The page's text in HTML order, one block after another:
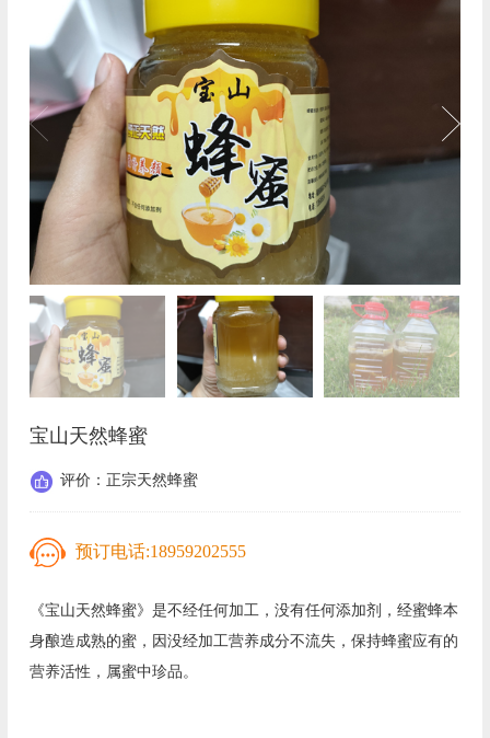
宝山天然蜂蜜
评价：正宗天然蜂蜜
预订电话:18959202555
《宝山天然蜂蜜》是不经任何加工，没有任何添加剂，经蜜蜂本
身酿造成熟的蜜，因没经加工营养成分不流失，保持蜂蜜应有的
营养活性，属蜜中珍品。